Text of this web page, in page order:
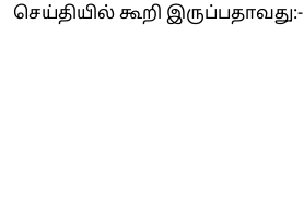
செய்தியில் கூறி இருப்பதாவது:-